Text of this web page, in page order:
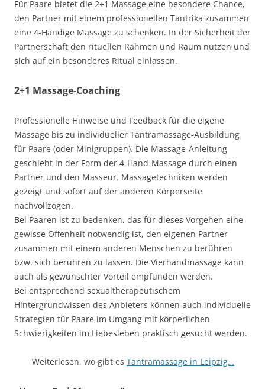
Für Paare bietet die 2+1 Massage eine besondere Chance,
den Partner mit einem professionellen Tantrika zusammen
eine 4-Händige Massage zu schenken. In der Sicherheit der
Partnerschaft den rituellen Rahmen und Raum nutzen und
sich auf ein besonderes Ritual einlassen.
2+1 Massage-Coaching
Professionelle Hinweise und Feedback für die eigene
Massage bis zu individueller Tantramassage-Ausbildung
für Paare (oder Minigruppen). Die Massage-Anleitung
geschieht in der Form der 4-Hand-Massage durch einen
Partner und den Masseur. Massagetechniken werden
gezeigt und sofort auf der anderen Körperseite
nachvollzogen.
Bei Paaren ist zu bedenken, das für dieses Vorgehen eine
gewisse Offenheit notwendig ist, den eigenen Partner
zusammen mit einem anderen Menschen zu berühren
bzw. sich berühren zu lassen. Die Vierhandmassage kann
auch als gewünschter Vorteil empfunden werden.
Bei entsprechend sexualtherapeutischem
Hintergrundwissen des Anbieters können auch individuelle
Strategien für Paare im Umgang mit körperlichen
Schwierigkeiten im Liebesleben praktisch gesucht werden.
Weiterlesen, wo gibt es Tantramassage in Leipzig…